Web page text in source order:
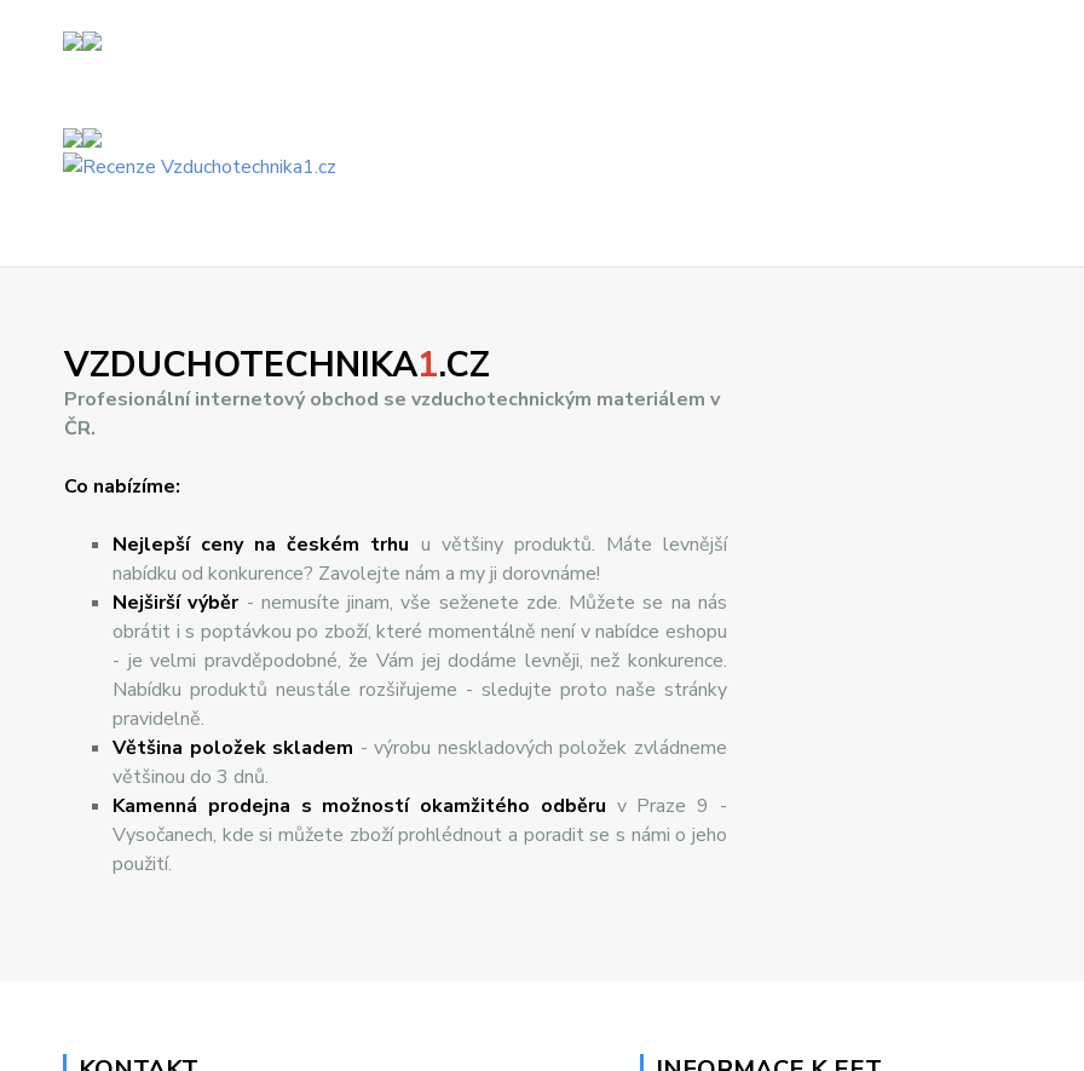
VZDUCHOTECHNIKA1.CZ
Profesionální internetový obchod se vzduchotechnickým materiálem v
ČR.
Co nabízíme:
Nejlepší ceny na českém trhu u většiny produktů. Máte levnější
nabídku od konkurence? Zavolejte nám a my ji dorovnáme!
Nejširšívýběr- nemusíte jinam, vše seženete zde. Můžete se na nás
obrátit i s poptávkou po zboží, které momentálně není v nabídce eshopu
- je velmi pravděpodobné, že Vám jej dodáme levněji, než konkurence.
Nabídku produktů neustále rozšiřujeme - sledujte proto naše stránky
pravidelně.
Většina položek skladem - výrobu neskladových položek zvládneme
většinou do 3 dnů.
Kamenná prodejna s možností okamžitého odběru v Praze 9 -
Vysočanech, kde si můžete zboží prohlédnout a poradit se s námi o jeho
použití.